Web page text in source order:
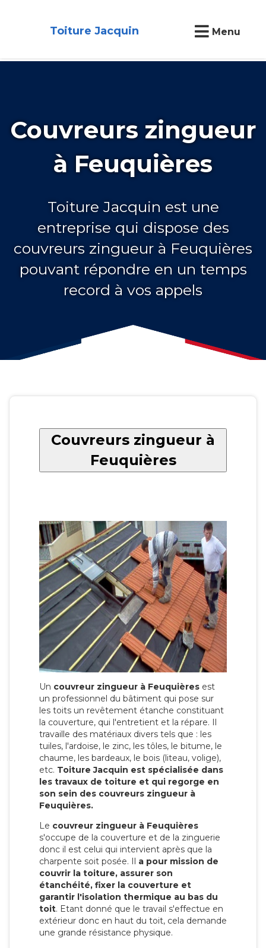
Toiture Jacquin Menu
Couvreurs zingueur
à Feuquières
Toiture Jacquin est une
entreprise qui dispose des
couvreurs zingueur à Feuquières
pouvant répondre en un temps
record à vos appels
Couvreurs zingueur à
Feuquières
Un couvreur zingueur à Feuquières est
un professionnel du bâtiment qui pose sur
les toits un revêtement étanche constituant
la couverture, qui l'entretient et la répare. Il
travaille des matériaux divers tels que : les
tuiles, l'ardoise, le zinc, les tôles, le bitume, le
chaume, les bardeaux, le bois (liteau, volige),
etc. Toiture Jacquin est spécialisée dans
les travaux de toiture et qui regorge en
son sein des couvreurs zingueur à
Feuquières.
Le couvreur zingueur à Feuquières
s'occupe de la couverture et de la zinguerie
donc il est celui qui intervient après que la
charpente soit posée. Il a pour mission de
couvrir la toiture, assurer son
étanchéité, fixer la couverture et
garantir l'isolation thermique au bas du
toit. Etant donné que le travail s'effectue en
extérieur donc en haut du toit, cela demande
une grande résistance physique.